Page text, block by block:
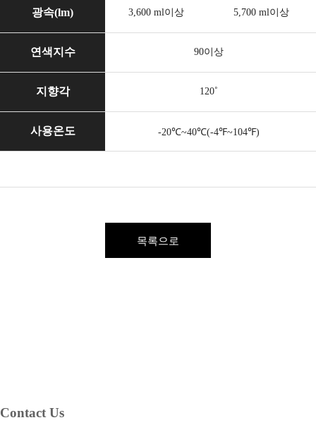
광속(lm) 3,600 ml이상 5,700 ml이상
연색지수 90이상
지향각 120˚
사용온도 -20℃~40℃(-4℉~104℉)
목록으로
Contact Us